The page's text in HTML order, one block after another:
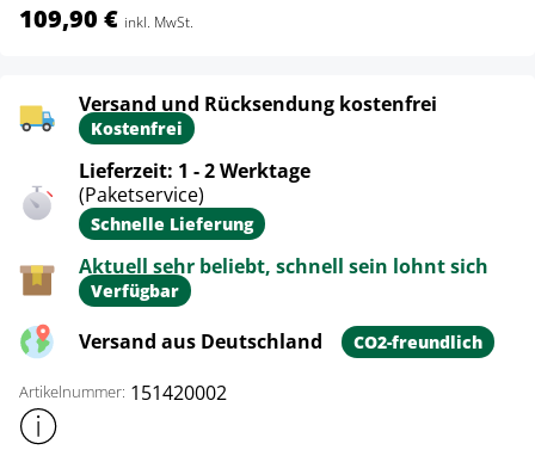
109,90 € inkl. MwSt.
Versand und Rücksendung kostenfrei
Kostenfrei
Lieferzeit: 1 - 2 Werktage
(Paketservice)
Schnelle Lieferung
Aktuell sehr beliebt, schnell sein lohnt sich
Verfügbar
Versand aus Deutschland CO2-freundlich
Artikelnummer: 151420002
Weitere Produktinformationen anzeigen